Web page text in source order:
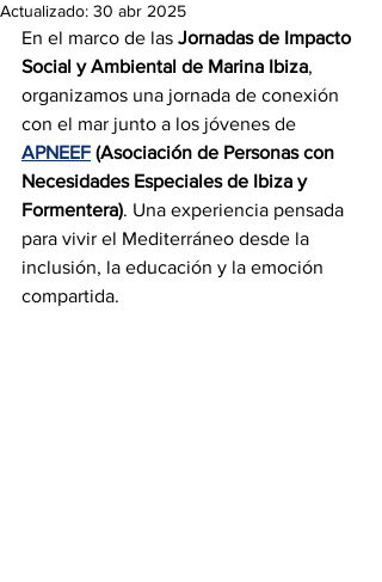
Actualizado: 30 abr 2025
En el marco de las Jornadas de Impacto
Social y Ambiental de Marina Ibiza,
organizamos una jornada de conexión
con el mar junto a los jóvenes de
APNEEF (Asociación de Personas con
Necesidades Especiales de Ibiza y
Formentera). Una experiencia pensada
para vivir el Mediterráneo desde la
inclusión, la educación y la emoción
compartida.